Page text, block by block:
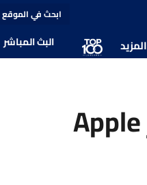
المزيد البث المباشر
Nvidia تقترب من نادي الشركات التريليونية بجوار Apple